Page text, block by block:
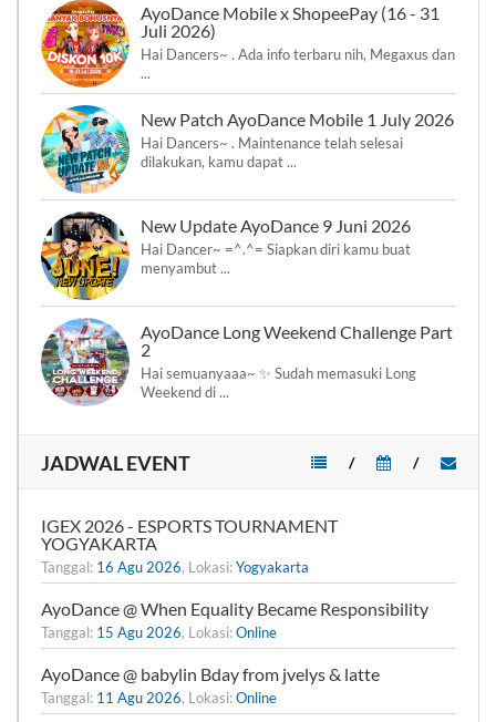
AyoDance Mobile x ShopeePay (16 - 31
Juli 2026)
Hai Dancers~ . Ada info terbaru nih, Megaxus dan
...
New Patch AyoDance Mobile 1 July 2026
Hai Dancers~ . Maintenance telah selesai
dilakukan, kamu dapat ...
New Update AyoDance 9 Juni 2026
Hai Dancer~ =^.^= Siapkan diri kamu buat
menyambut ...
AyoDance Long Weekend Challenge Part
2
Hai semuanyaaa~ ✨ Sudah memasuki Long
Weekend di ...
JADWAL EVENT /
/
IGEX 2026 - ESPORTS TOURNAMENT
YOGYAKARTA
Tanggal: 16 Agu 2026, Lokasi:Yogyakarta
AyoDance @ When Equality Became Responsibility
Tanggal: 15 Agu 2026, Lokasi:Online
AyoDance @ babylin Bday from jvelys & latte
Tanggal: 11 Agu 2026, Lokasi:Online